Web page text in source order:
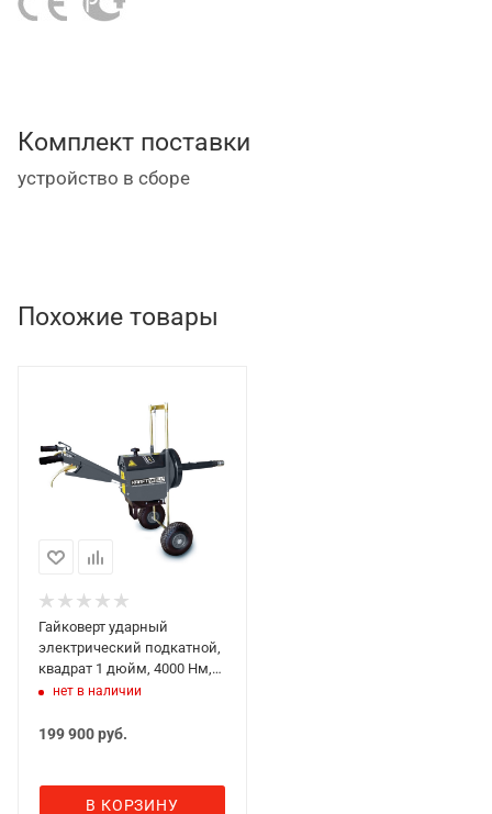
длительным сроком службы, минимальными
Комплект поставки
устройство в сборе
Похожие товары
Гайковерт ударный
электрический подкатной,
квадрат 1 дюйм, 4000 Нм,
KRAFTWELL KRW12
нет в наличии
199 900руб.
В КОРЗИНУ